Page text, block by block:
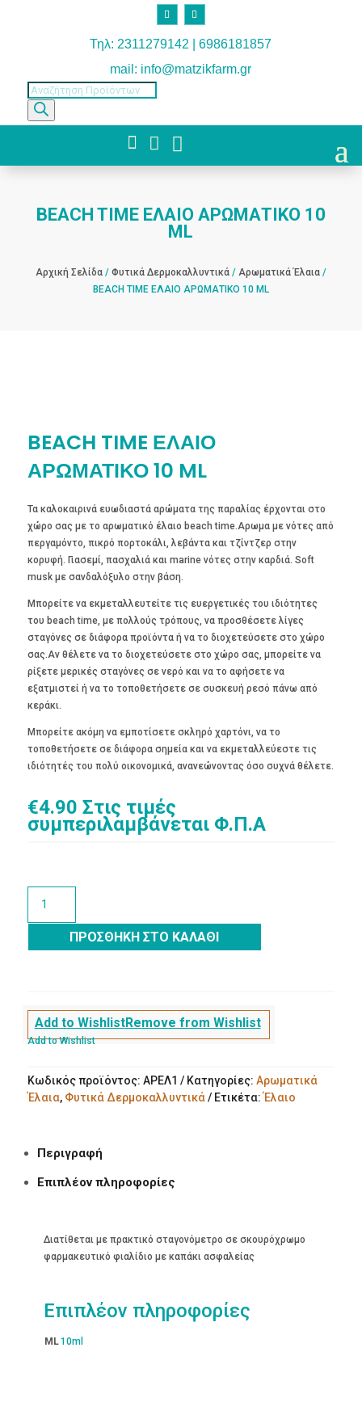
Τηλ: 2311279142 | 6986181857
mail: info@matzikfarm.gr
Products
search
  
BEACH TIME ΕΛΑΙΟ ΑΡΩΜΑΤΙΚΟ 10
ML
Αρχική Σελίδα/ Φυτικά Δερμοκαλλυντικά/ Αρωματικά Έλαια/
BEACH TIME ΕΛΑΙΟ ΑΡΩΜΑΤΙΚΟ 10 ML
BEACH TIME ΕΛΑΙΟ
ΑΡΩΜΑΤΙΚΟ 10 ML
Τα καλοκαιρινά ευωδιαστά αρώματα της παραλίας έρχονται στο
χώρο σας με το αρωματικό έλαιο beach time.Αρωμα με νότες από
περγαμόντο, πικρό πορτοκάλι, λεβάντα και τζίντζερ στην
κορυφή. Γιασεμί, πασχαλιά και marine νότες στην καρδιά. Soft
musk με σανδαλόξυλο στην βάση.
Μπορείτε να εκμεταλλευτείτε τις ευεργετικές του ιδιότητες
του beach time, με πολλούς τρόπους, να προσθέσετε λίγες
σταγόνες σε διάφορα προϊόντα ή να το διοχετεύσετε στο χώρο
σας.Αν θέλετε να το διοχετεύσετε στο χώρο σας, μπορείτε να
ρίξετε μερικές σταγόνες σε νερό και να το αφήσετε να
εξατμιστεί ή να το τοποθετήσετε σε συσκευή ρεσό πάνω από
κεράκι.
Μπορείτε ακόμη να εμποτίσετε σκληρό χαρτόνι, να το
τοποθετήσετε σε διάφορα σημεία και να εκμεταλλεύεστε τις
ιδιότητές του πολύ οικονομικά, ανανεώνοντας όσο συχνά θέλετε.
€4.90 Στις τιμές
συμπεριλαμβάνεται Φ.Π.Α
TIME
ΕΛΑΙΟ
ΑΡΩΜΑΤΙΚΟΠΡΟΣΘΉΚΗ ΣΤΟ ΚΑΛΆΘΙ
Add to WishlistRemove from Wishlist
Add to Wishlist
Κωδικός προϊόντος: ΑΡΕΛ1 Κατηγορίες: Αρωματικά
Έλαια, Φυτικά Δερμοκαλλυντικά Ετικέτα:Έλαιο
Περιγραφή
Επιπλέον πληροφορίες
Διατίθεται με πρακτικό σταγονόμετρο σε σκουρόχρωμο
φαρμακευτικό φιαλίδιο με καπάκι ασφαλείας
Επιπλέον πληροφορίες
ML10ml